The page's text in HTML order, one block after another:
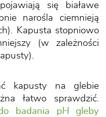
się białawe
narośla ciemnieją
Kapusta stopniowo
(w zależności
kapusty na glebie
łatwo sprawdzić.
badania pH gleby